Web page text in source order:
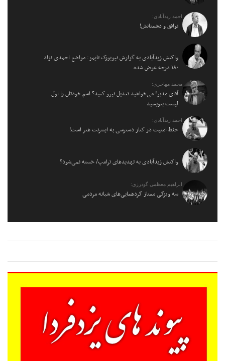
احمد زیدآبادی:
توافق و دشمنانش!
واکنش زیدآبادی به گزارش نیویورک تایمز: مواضع احمدی نژاد
۱۸۰ درجه عوض شده
محمد مهاجری:
آقای مدیر! می‌خواهید تعدیل نیرو کنید؟ اسم خودتان را اول
لیست بنویسید
احمد زیدآبادی:
حفظ امنیت در کنار دسترسی به اینترنت هنر است!
واکنش زیدآبادی به تهدیدهای ترامپ/ خسته نمی‌شود؟
ابراهیم معظمی گودرزی:
سه ویژگی ممتاز گردهمایی‌های شبانه مردمی